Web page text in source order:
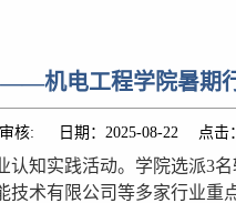
机电工程学院暑期
: 日期：2025-08-22 点击
知实践活动。学院选派3
术有限公司等多家行业重